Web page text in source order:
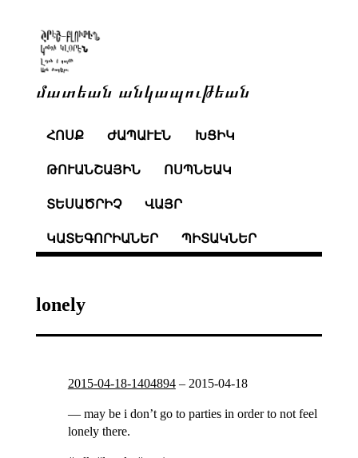
մատեան անկապութեան
ՀՈՍՔ ԺԱՊԱՒԷՆ ԽՑԻԿ
ԹՈՒԱՆՇԱՅԻՆ ՈՍՊՆԵԱԿ
ՏԵՍԱԾՐԻՉ ՎԱՅՐ
ԿԱՏԵԳՈՐԻԱՆԵՐ ՊԻՏԱԿՆԵՐ
lonely
2015-04-18-1404894– 2015-04-18
— may be i don’t go to parties in order to not feel
lonely there.